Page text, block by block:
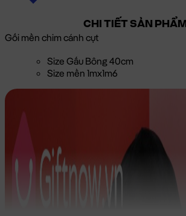
CHI TIẾT SẢN PHẨM
Gối mền chim cánh cụt
Size Gấu Bông 40cm
Size mền 1mx1m6